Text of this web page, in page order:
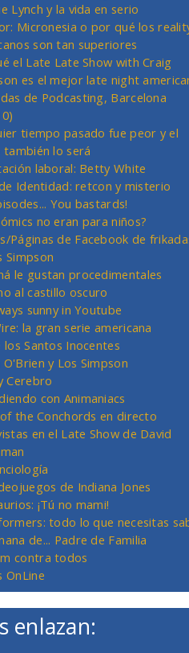
Lynch y la vida en serio
Micronesia o por qué los
son tan superiores
el Late Late Show with Craig
es el mejor late night
de Podcasting, Barcelona
tiempo pasado fue peor y el
lo será
laboral: Betty White
Identidad: retcon y misterio
You bastards!
no eran para niños?
Páginas de Facebook de
Simpson
le gustan procedimentales
al castillo oscuro
sunny in Youtube
la gran serie americana
los Santos Inocentes
O'Brien y Los Simpson
Cerebro
con Animaniacs
the Conchords en directo
en el Late Show de David
de Indiana Jones
¡Tú no mami!
todo lo que necesitas
de... Padre de Familia
contra todos
OnLine
enlazan: